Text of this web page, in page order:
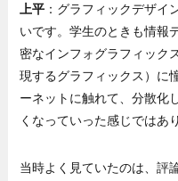
上平 ：グラフィックデザイ
いです。学生のときも情報
密なインフォグラフィック
現するグラフィックス）に
ーネットに触れて、分散化
くなっていった感じではあ
当時よく見ていたのは、評